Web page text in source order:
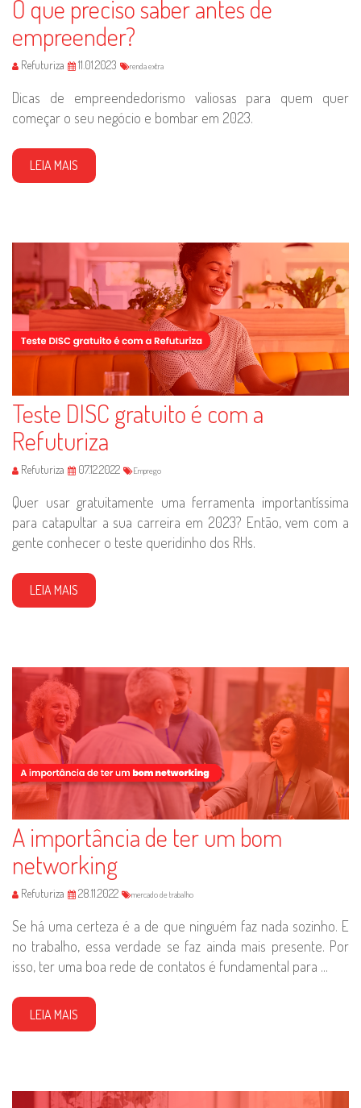
O que preciso saber antes de
empreender?
Refuturiza 11.01.2023 renda extra
Dicas de empreendedorismo valiosas para quem quer
começar o seu negócio e bombar em 2023.
LEIA MAIS
Teste DISC gratuito é com a
Refuturiza
Refuturiza 07.12.2022 Emprego
Quer usar gratuitamente uma ferramenta importantíssima
para catapultar a sua carreira em 2023? Então, vem com a
gente conhecer o teste queridinho dos RHs.
LEIA MAIS
A importância de ter um bom
networking
Refuturiza 28.11.2022 mercado de trabalho
Se há uma certeza é a de que ninguém faz nada sozinho. E
no trabalho, essa verdade se faz ainda mais presente. Por
isso, ter uma boa rede de contatos é fundamental para ...
LEIA MAIS